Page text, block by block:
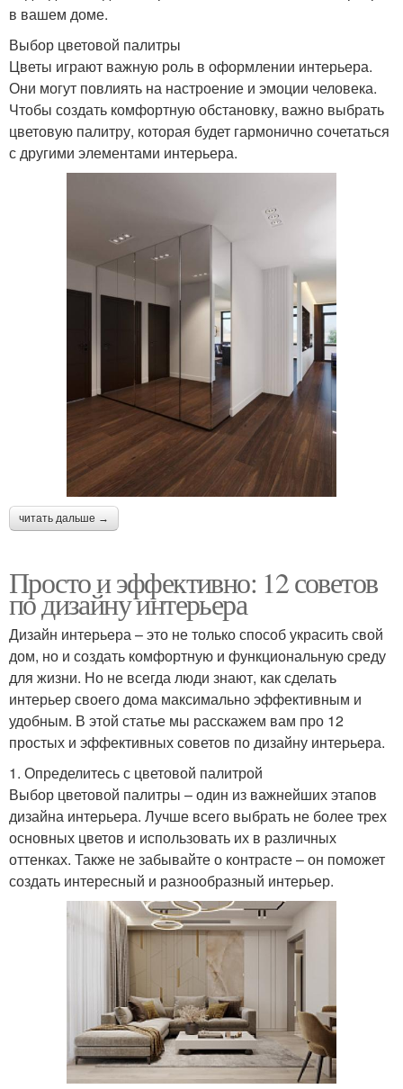
в вашем доме.
Выбор цветовой палитры
Цветы играют важную роль в оформлении интерьера.
Они могут повлиять на настроение и эмоции человека.
Чтобы создать комфортную обстановку, важно выбрать
цветовую палитру, которая будет гармонично сочетаться
с другими элементами интерьера.
читать дальше →
Просто и эффективно: 12 советов
по дизайну интерьера
Дизайн интерьера – это не только способ украсить свой
дом, но и создать комфортную и функциональную среду
для жизни. Но не всегда люди знают, как сделать
интерьер своего дома максимально эффективным и
удобным. В этой статье мы расскажем вам про 12
простых и эффективных советов по дизайну интерьера.
1. Определитесь с цветовой палитрой
Выбор цветовой палитры – один из важнейших этапов
дизайна интерьера. Лучше всего выбрать не более трех
основных цветов и использовать их в различных
оттенках. Также не забывайте о контрасте – он поможет
создать интересный и разнообразный интерьер.